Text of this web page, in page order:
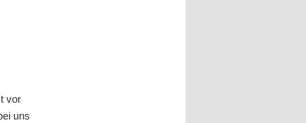
vor
uns